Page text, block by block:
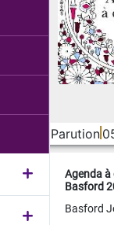
Parution
Agenda
Basford
Basford